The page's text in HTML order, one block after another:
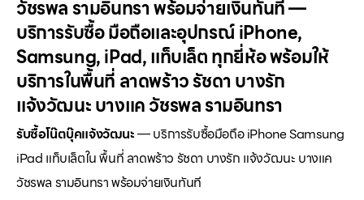
วัชรพล รามอินทรา พร้อมจ่ายเงินทันที —
บริการรับซื้อ มือถือและอุปกรณ์ iPhone,
Samsung, iPad, แท็บเล็ต ทุกยี่ห้อ พร้อมให้
บริการในพื้นที่ ลาดพร้าว รัชดา บางรัก
แจ้งวัฒนะ บางแค วัชรพล รามอินทรา
รับซื้อโน๊ตบุ๊คแจ้งวัฒนะ— บริการรับซื้อมือถือ iPhone Samsung
iPad แท็บเล็ตใน พื้นที่ ลาดพร้าว รัชดา บางรัก แจ้งวัฒนะ บางแค
วัชรพล รามอินทรา พร้อมจ่ายเงินทันที